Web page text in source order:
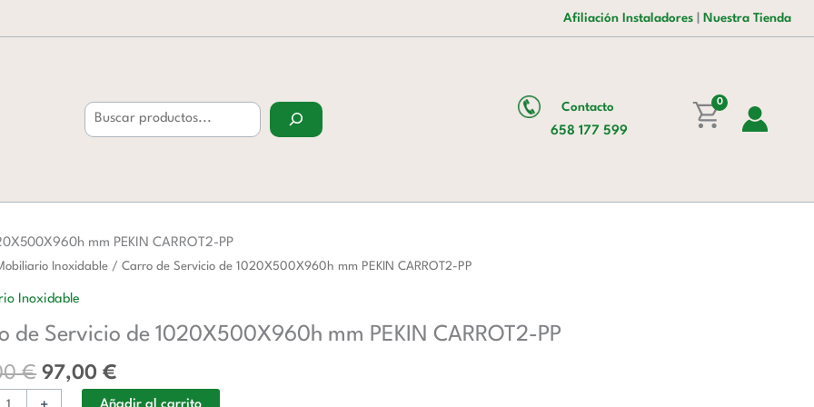
Afiliación Instaladores Nuestra Tienda
Contacto
658 177 599
0
mm PEKIN CARROT2-PP
Inoxidable / Carro de Servicio de 1020X500X960h mm PEKIN CARROT2-PP
Inoxidable
de Servicio de 1020X500X960h mm PEKIN CARROT2-PP
€
El
precio
era:
158,00 €.
97,00€
El
es:
158,00 €.97,00 €.
1020X500X960h
CARROT2-